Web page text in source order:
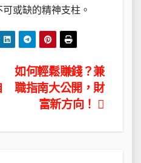
或缺的精神支柱。
如何輕鬆賺錢？兼
職指南大公開，財
富新方向！